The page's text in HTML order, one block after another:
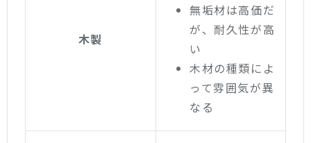
木製
無垢材は高価だ
が、耐久性が高
い
木材の種類によ
って雰囲気が異
なる